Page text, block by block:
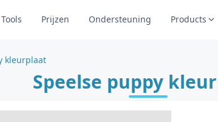
Tools Prijzen Ondersteuning Products
kleurplaat
Speelse puppy